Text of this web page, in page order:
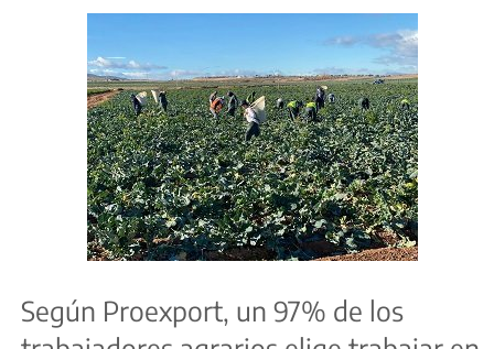
Según Proexport, un 97% de los